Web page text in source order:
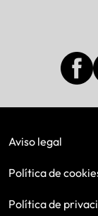
Aviso legal
Política de
Política de